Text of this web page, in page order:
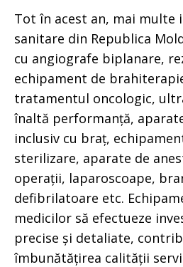
Tot în acest an, mai multe
sanitare din Republica
cu angiografe biplanare,
echipament de
tratamentul oncologic,
înaltă performanță,
inclusiv cu braț,
sterilizare, aparate de
operații, laparoscoape,
defibrilatoare etc.
medicilor să efectueze
precise și detaliate,
îmbunătățirea calității